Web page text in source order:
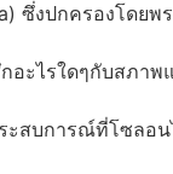
ซึ่งปกครองโดยพ
ะไรใดๆกับสภา
ะสบการณ์ที่โซลอ